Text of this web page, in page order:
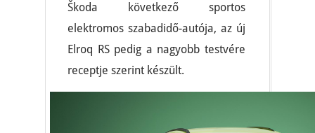
Škoda következő sportos
elektromos szabadidő-autója, az új
Elroq RS pedig a nagyobb testvére
receptje szerint készült.